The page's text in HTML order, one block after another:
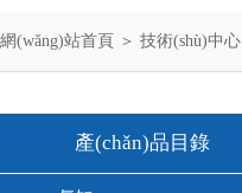
網(wǎng)站首頁 ＞ 技術(shù)中心
產(chǎn)品目錄